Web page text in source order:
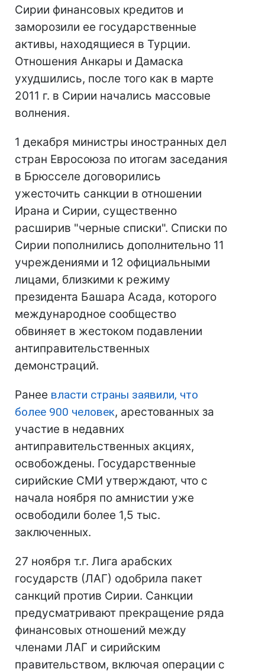
Сирии финансовых кредитов и
заморозили ее государственные
активы, находящиеся в Турции.
Отношения Анкары и Дамаска
ухудшились, после того как в марте
2011 г. в Сирии начались массовые
волнения.
1 декабря министры иностранных дел
стран Евросоюза по итогам заседания
в Брюсселе договорились
ужесточить санкции в отношении
Ирана и Сирии, существенно
расширив "черные списки". Списки по
Сирии пополнились дополнительно 11
учреждениями и 12 официальными
лицами, близкими к режиму
президента Башара Асада, которого
международное сообщество
обвиняет в жестоком подавлении
антиправительственных
демонстраций.
Ранее власти страны заявили, что
более 900 человек, арестованных за
участие в недавних
антиправительственных акциях,
освобождены. Государственные
сирийские СМИ утверждают, что с
начала ноября по амнистии уже
освободили более 1,5 тыс.
заключенных.
27 ноября т.г. Лига арабских
государств (ЛАГ) одобрила пакет
санкций против Сирии. Санкции
предусматривают прекращение ряда
финансовых отношений между
членами ЛАГ и сирийским
правительством, включая операции с